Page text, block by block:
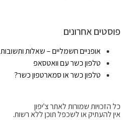
פוסטים אחרונים
אופניים חשמליים – שאלות ותשובות
טלפון כשר עם וואטסאפ
טלפון כשר או סמארטפון כשר?
כל הזכויות שמורות לאתר צ'יפון
אין להעתיק או לשכפל תוכן ללא רשות.